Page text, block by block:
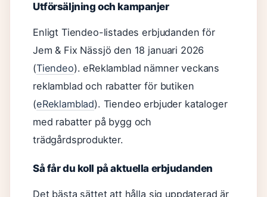
Utförsäljning och kampanjer
Enligt Tiendeo-listades erbjudanden för
Jem & Fix Nässjö den 18 januari 2026
(Tiendeo). eReklamblad nämner veckans
reklamblad och rabatter för butiken
(eReklamblad). Tiendeo erbjuder kataloger
med rabatter på bygg och
trädgårdsprodukter.
Så får du koll på aktuella erbjudanden
Det bästa sättet att hålla sig uppdaterad är